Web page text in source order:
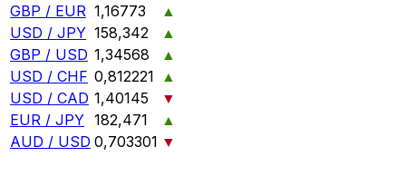
GBP / EUR 1,16773
▲
USD / JPY 158,342
▲
GBP / USD 1,34568
▲
USD / CHF 0,812221 ▲
USD / CAD 1,40145
▼
EUR / JPY 182,471
▲
AUD / USD 0,703301 ▼